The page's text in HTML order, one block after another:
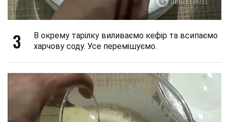
3
В окрему тарілку виливаємо кефір та всипаємо
харчову соду. Усе перемішуємо.